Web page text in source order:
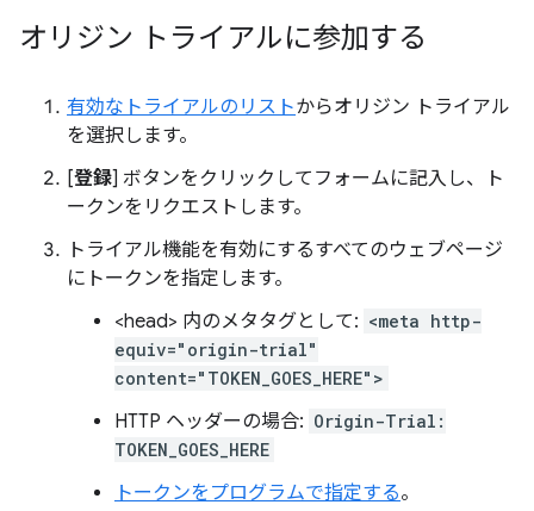
オリジン トライアルに参加する
有効なトライアルのリストからオリジン トライアル
を選択します。
[登録] ボタンをクリックしてフォームに記入し、ト
ークンをリクエストします。
トライアル機能を有効にするすべてのウェブページ
にトークンを指定します。
<head> 内のメタタグとして: <meta http-
equiv="origin-trial"
content="TOKEN_GOES_HERE">
HTTP ヘッダーの場合: Origin-Trial:
TOKEN_GOES_HERE
トークンをプログラムで指定する。